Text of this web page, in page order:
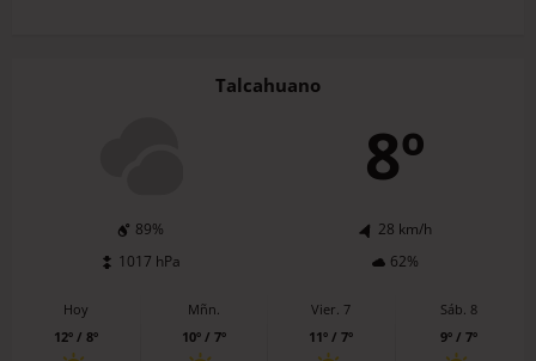
Talcahuano
8º
89%
28 km/h
1017 hPa
62%
Hoy
12º / 8º
Mñn.
10º / 7º
Vier. 7
11º / 7º
Sáb. 8
9º / 7º